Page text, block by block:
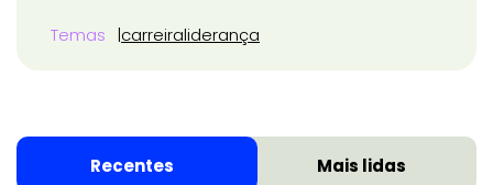
Temas carreiraliderança
Recentes Mais lidas